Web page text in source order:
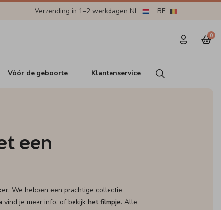
Verzending in 1–2 werkdagen NL BE
0
Vóór de geboorte Klantenservice
een
We hebben een prachtige collectie
vind je meer info, of bekijkhet filmpje. Alle